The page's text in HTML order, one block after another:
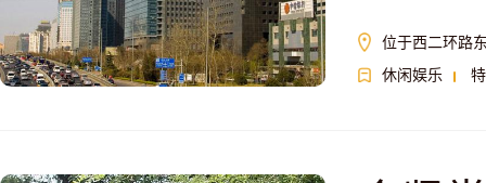
位于西二环路
休闲娱乐